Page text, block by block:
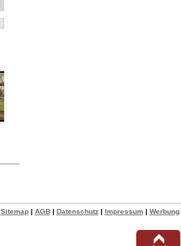
Sitemap| AGB| Datenschutz| Impressum| Werbung